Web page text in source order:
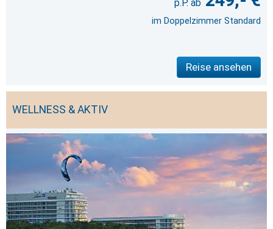
im Doppelzimmer Standard
Reise ansehen
WELLNESS & AKTIV